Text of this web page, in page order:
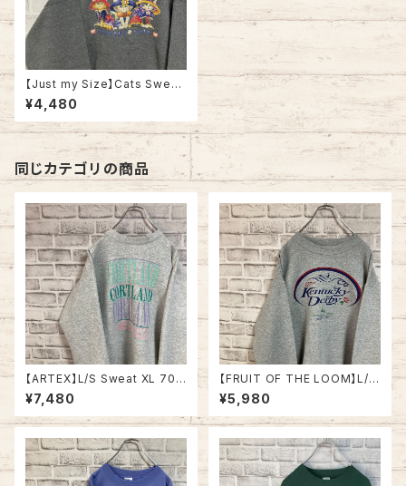
【Just my Size】Cats Sweat
XL相当 USA規格 スウェット ト
レーナー ネコ アニマル ビッグシ
ルエット オーバーサイズ 太アー
ム アメリカ 古着
¥4,480
同じカテゴリの商品
【ARTEX】L/S Sweat XL 70-
80s Made in USA “CORTL
AND ” カレッジ スウェット トレ
ーナー ニューヨーク州立大学
USA 古着
¥7,480
【FRUIT OF THE LOOM】L/S
Sweat/Trainer L 2000s “ K
entucky Derby” スーベニア
スウェット トレーナー ケンタッキ
ラブレッド アメリカ USA 古着
¥5,980